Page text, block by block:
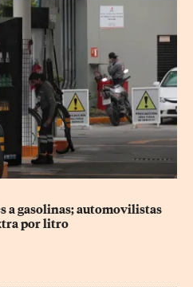
a gasolinas; automovilistas
por litro